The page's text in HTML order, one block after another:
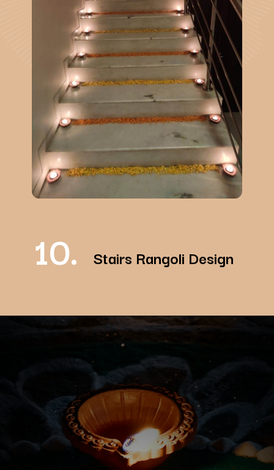
10. Stairs Rangoli Design